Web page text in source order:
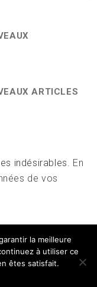
ARTICLES
indésirables. En
de vos
la meilleure
à utiliser ce
êtes satisfait.